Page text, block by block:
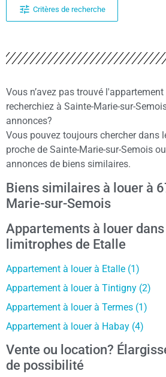
Critères de recherche
Vous n’avez pas trouvé
recherchiez à Sainte-Marie-sur-
annonces?
Vous pouvez toujours chercher dans
proche de Sainte-Marie-sur-Semois
annonces de biens similaires.
Biens similaires à louer à
Marie-sur-Semois
Appartements à louer
limitrophes de Etalle
Appartement à louer à Etalle (1)
Appartement à louer à Tintigny (2)
Appartement à louer à Termes (1)
Appartement à louer à Habay (4)
Vente ou location?
de possibilité